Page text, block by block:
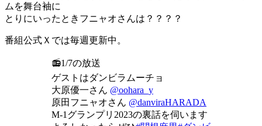
ムを舞台袖に
とりにいったときフニャオさんは？？？？
番組公式Ｘでは毎週更新中。
📻1/7の放送
ゲストはダンビラムーチョ
大原優一さん @oohara_y
原田フニャオさん @danviraHARADA
M-1グランプリ2023の裏話を伺います